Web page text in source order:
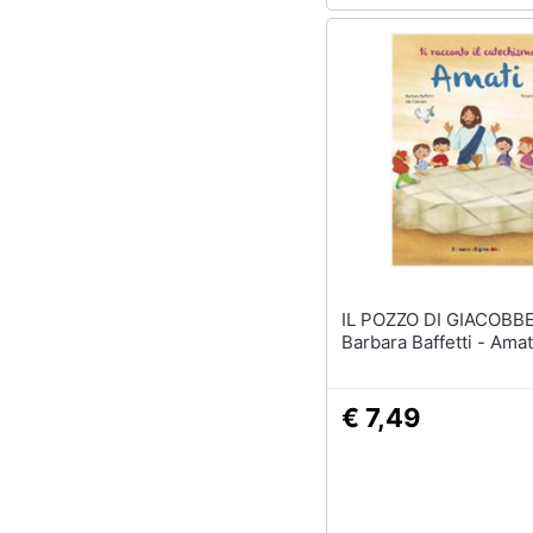
IL POZZO DI
Barbara Baffetti -
€ 7,49